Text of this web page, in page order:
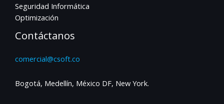
Seguridad Informática
Optimización
Contáctanos
comercial@csoft.co
Bogotá, Medellín, México DF, New York.